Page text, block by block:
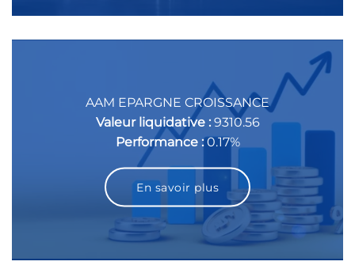
AAM EPARGNE CROISSANCE
Valeur liquidative : 9310.56
Performance : 0.17%
En savoir plus